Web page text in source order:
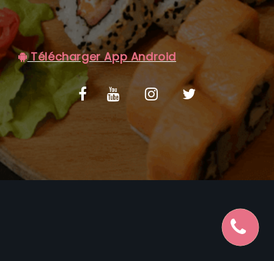
C.G.V
Télécharger App Android